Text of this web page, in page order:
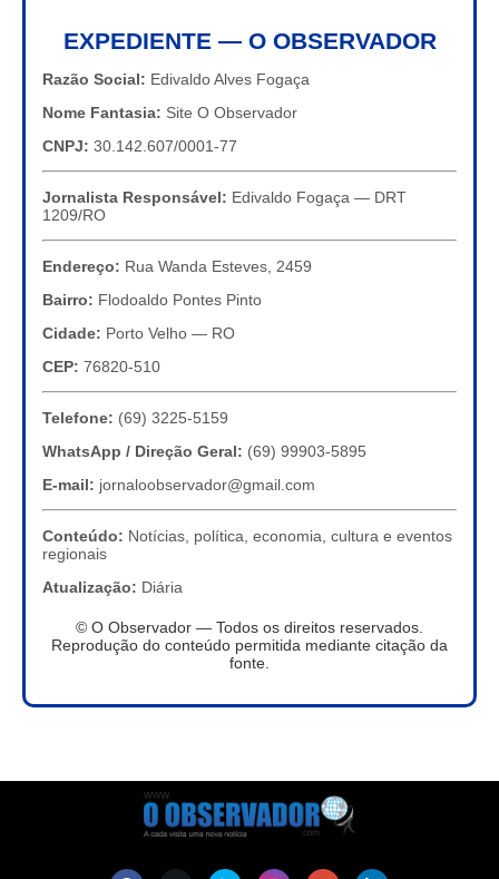
EXPEDIENTE — O OBSERVADOR
Razão Social: Edivaldo Alves Fogaça
Nome Fantasia: Site O Observador
CNPJ: 30.142.607/0001-77
Jornalista Responsável: Edivaldo Fogaça — DRT
1209/RO
Endereço: Rua Wanda Esteves, 2459
Bairro: Flodoaldo Pontes Pinto
Cidade: Porto Velho — RO
CEP: 76820-510
Telefone: (69) 3225-5159
WhatsApp / Direção Geral: (69) 99903-5895
E-mail: jornaloobservador@gmail.com
Conteúdo: Notícias, política, economia, cultura e eventos
regionais
Atualização: Diária
© O Observador — Todos os direitos reservados.
Reprodução do conteúdo permitida mediante citação da
fonte.